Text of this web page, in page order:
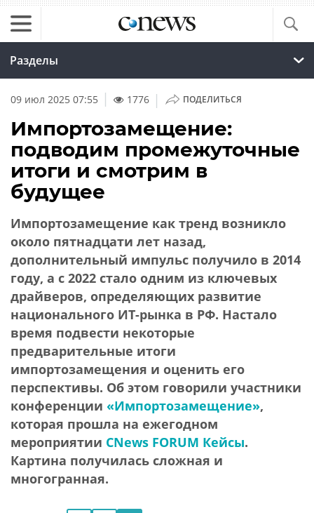
Разделы
09 июл 2025 07:55 1776 | ПОДЕЛИТЬСЯ
Импортозамещение:
подводим промежуточные
итоги и смотрим в
будущее
Импортозамещение как тренд возникло
около пятнадцати лет назад,
дополнительный импульс получило в 2014
году, а с 2022 стало одним из ключевых
драйверов, определяющих развитие
национального ИТ-рынка в РФ. Настало
время подвести некоторые
предварительные итоги
импортозамещения и оценить его
перспективы. Об этом говорили участники
конференции «Импортозамещение»,
которая прошла на ежегодном
мероприятии CNews FORUM Кейсы.
Картина получилась сложная и
многогранная.